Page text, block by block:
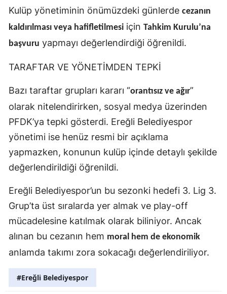
Kulüp yönetiminin önümüzdeki günlerde cezanın
kaldırılması veya hafifletilmesi için Tahkim Kurulu’na
başvuru yapmayı değerlendirdiği öğrenildi.
TARAFTAR VE YÖNETİMDEN TEPKİ
Bazı taraftar grupları kararı “orantısız ve ağır”
olarak nitelendirirken, sosyal medya üzerinden
PFDK’ya tepki gösterdi. Ereğli Belediyespor
yönetimi ise henüz resmi bir açıklama
yapmazken, konunun kulüp içinde detaylı şekilde
değerlendirildiği öğrenildi.
Ereğli Belediyespor’un bu sezonki hedefi 3. Lig 3.
Grup’ta üst sıralarda yer almak ve play-off
mücadelesine katılmak olarak biliniyor. Ancak
alınan bu cezanın hem moral hem de ekonomik
anlamda takımı zora sokacağı değerlendiriliyor.
#Ereğli Belediyespor